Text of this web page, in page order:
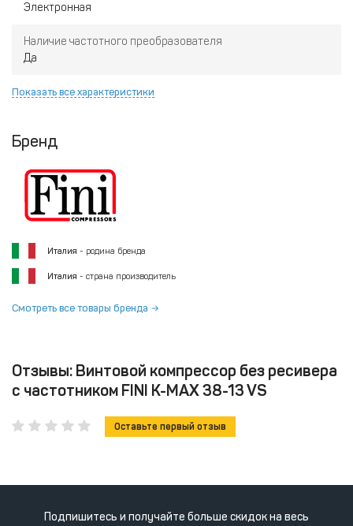
Электронная
Наличие частотного преобразователя
Да
Показать все характеристики
Бренд
Италия - родина бренда
Италия - страна производитель
Смотреть все товары бренда
Отзывы: Винтовой компрессор без ресивера
с частотником FINI K-MAX 38-13 VS
Оставьте первый отзыв
Подпишитесь и получайте больше скидок на весь